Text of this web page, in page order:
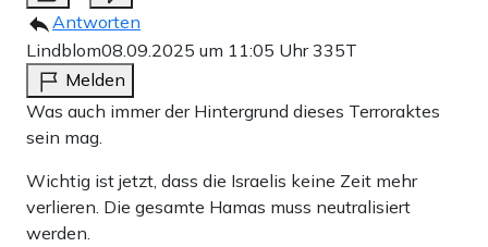
Antworten
Lindblom08.09.2025 um 11:05 Uhr335T
Melden
Was auch immer der Hintergrund dieses Terroraktes
sein mag.
Wichtig ist jetzt, dass die Israelis keine Zeit mehr
verlieren. Die gesamte Hamas muss neutralisiert
werden.